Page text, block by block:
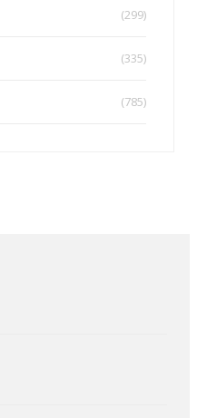
(299)
(335)
(785)